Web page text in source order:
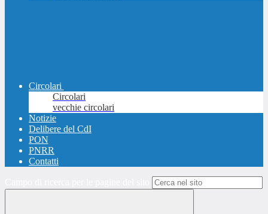
Circolari
Circolari
vecchie circolari
Notizie
Delibere del CdI
PON
PNRR
Contatti